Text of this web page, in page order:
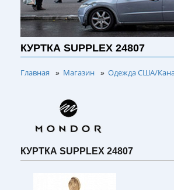
КУРТКА SUPPLEX 24807
Главная » Магазин » Одежда США/
КУРТКА SUPPLEX 24807